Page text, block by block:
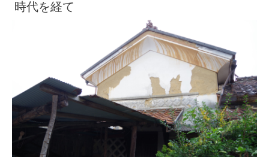
時代を経て